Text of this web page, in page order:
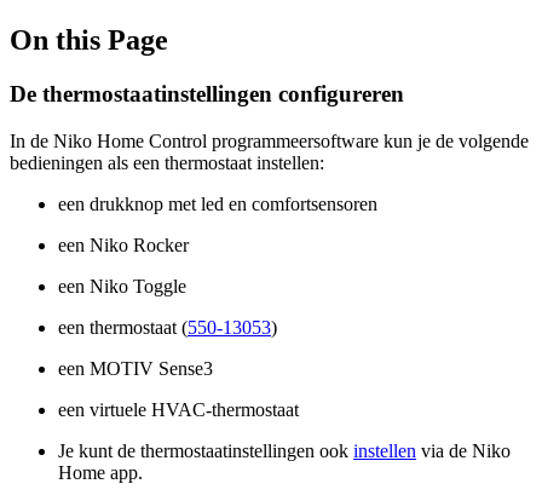
On this Page
De thermostaatinstellingen configureren
In de Niko Home Control programmeersoftware kun je de volgende
bedieningen als een thermostaat instellen:
een drukknop met led en comfortsensoren
een Niko Rocker
een Niko Toggle
een thermostaat (550-13053)
een MOTIV Sense3
een virtuele HVAC-thermostaat
Je kunt de thermostaatinstellingen ook instellen via de Niko
Home app.